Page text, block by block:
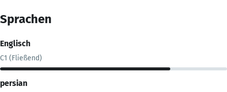
Sprachen
Englisch
C1 (Fließend)
persian